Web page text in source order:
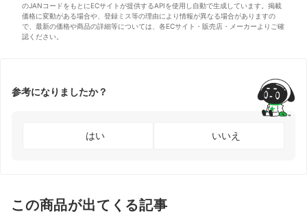
のJANコードをもとにECサイトが提供するAPIを使用し自動で生成しています。掲載
価格に変動がある場合や、登録ミス等の理由により情報が異なる場合がありますの
で、最新の価格や商品の詳細等については、各ECサイト・販売店・メーカーよりご確
認ください。
参考になりましたか？
はい いいえ
この商品が出てくる記事